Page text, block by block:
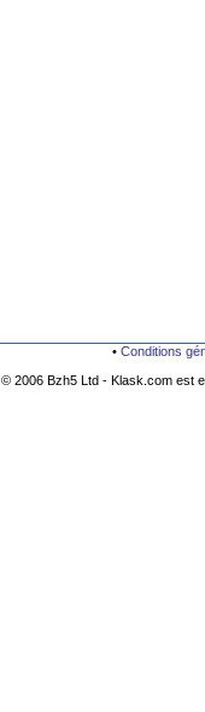
• Conditions
© 2006 Bzh5 Ltd - Klask.com est